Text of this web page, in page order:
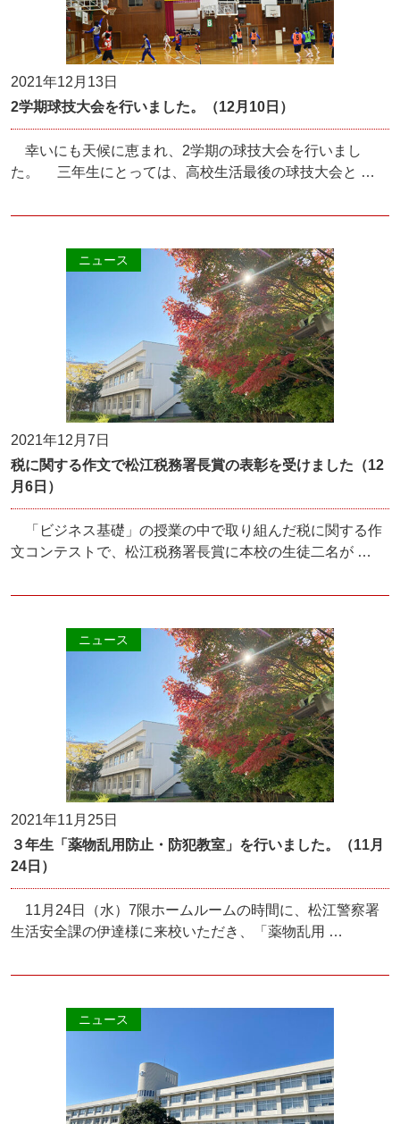
2021年12月13日
2学期球技大会を行いました。（12月10日）
幸いにも天候に恵まれ、2学期の球技大会を行いまし
た。 三年生にとっては、高校生活最後の球技大会と …
ニュース
2021年12月7日
税に関する作文で松江税務署長賞の表彰を受けました（12
月6日）
「ビジネス基礎」の授業の中で取り組んだ税に関する作
文コンテストで、松江税務署長賞に本校の生徒二名が …
ニュース
2021年11月25日
３年生「薬物乱用防止・防犯教室」を行いました。（11月
24日）
11月24日（水）7限ホームルームの時間に、松江警察署
生活安全課の伊達様に来校いただき、「薬物乱用 …
ニュース